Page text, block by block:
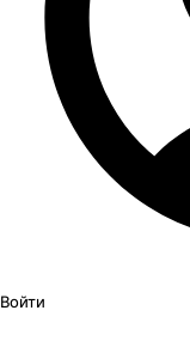
Войти